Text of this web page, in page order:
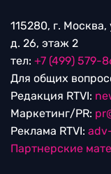
115280, г.
д. 26, этаж 2
тел: +7 (499) 579-
Для общих
Редакция RTVI:
Маркетинг/PR:
Реклама RTVI:
Партнерские